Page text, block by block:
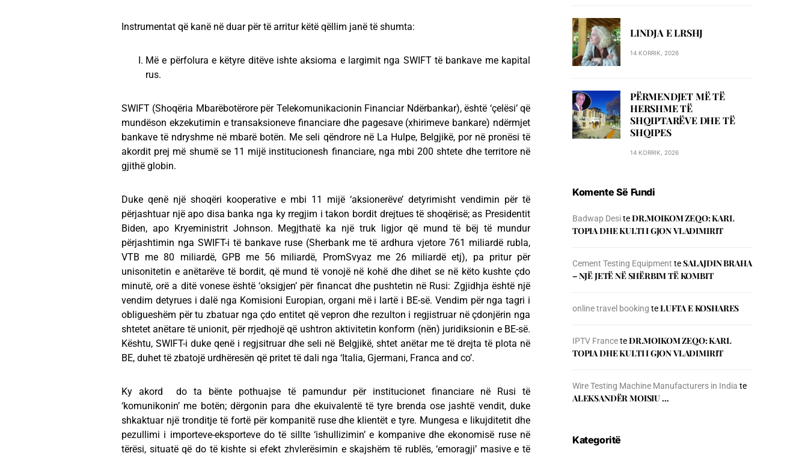
Instrumentat që kanë në duar për të arritur këtë qëllim janë të shumta:
Më e përfolura e këtyre ditëve ishte aksioma e largimit nga SWIFT të bankave me kapital
rus.
SWIFT (Shoqëria Mbarëbotërore për Telekomunikacionin Financiar Ndërbankar), është ‘çelësi’ që
mundëson ekzekutimin e transaksioneve financiare dhe pagesave (xhirimeve bankare) ndërmjet
bankave të ndryshme në mbarë botën. Me seli qëndrore në La Hulpe, Belgjikë, por në pronësi të
akordit prej më shumë se 11 mijë institucionesh financiare, nga mbi 200 shtete dhe territore në
gjithë globin.
Duke qenë një shoqëri kooperative e mbi 11 mijë ‘aksionerëve’ detyrimisht vendimin për të
përjashtuar një apo disa banka nga ky rregjim i takon bordit drejtues të shoqërisë; as Presidentit
Biden, apo Kryeministrit Johnson. Megjthatë ka një truk ligjor që mund të bëj të mundur
përjashtimin nga SWIFT-i të bankave ruse (Sherbank me të ardhura vjetore 761 miliardë rubla,
VTB me 80 miliardë, GPB me 56 miliardë, PromSvyaz me 26 miliardë etj), pa pritur për
unisonitetin e anëtarëve të bordit, që mund të vonojë në kohë dhe dihet se në këto kushte çdo
minutë, orë a ditë vonese është ‘oksigjen’ për financat dhe pushtetin në Rusi: Zgjidhja është një
vendim detyrues i dalë nga Komisioni Europian, organi më i lartë i BE-së. Vendim për nga tagri i
obligueshëm për tu zbatuar nga çdo entitet që vepron dhe rezulton i regjistruar në çdonjërin nga
shtetet anëtare të unionit, për rrjedhojë që ushtron aktivitetin konform (nën) juridiksionin e BE-së.
Kështu, SWIFT-i duke qenë i regjsitruar dhe seli në Belgjikë, shtet anëtar me të drejta të plota në
BE, duhet të zbatojë urdhëresën që pritet të dali nga ‘Italia, Gjermani, Franca and co’.
Ky akord do ta bënte pothuajse të pamundur për institucionet financiare në Rusi të
‘komunikonin’ me botën; dërgonin para dhe ekuivalentë të tyre brenda ose jashtë vendit, duke
shkaktuar një tronditje të fortë për kompanitë ruse dhe klientët e tyre. Mungesa e likujditetit dhe
pezullimi i importeve-eksporteve do të sillte ‘ishullizimin’ e kompanive dhe ekonomisë ruse në
tërësi, situatë që do të kishte si efekt zhvlerësimin e skajshëm të rublës, ‘emoragji’ masive e të
LINDJA E LRSHJ
14 KORRIK, 2026
PËRMENDJET MË TË
HERSHME TË
SHQIPTARËVE DHE TË
SHQIPES
14 KORRIK, 2026
Komente Së Fundi
Badwap DesiteDR.MOIKOM ZEQO: KARL
TOPIA DHE KULTI I GJON VLADIMIRIT
Cement Testing Equipment teSALAJDIN BRAHA
– NJЁ JETЁ NЁ SHЁRBIM TЁ KOMBIT
online travel booking teLUFTA E KOSHARES
IPTV FranceteDR.MOIKOM ZEQO: KARL
TOPIA DHE KULTI I GJON VLADIMIRIT
Wire Testing Machine Manufacturers in India te
ALEKSANDËR MOISIU …
Kategoritë